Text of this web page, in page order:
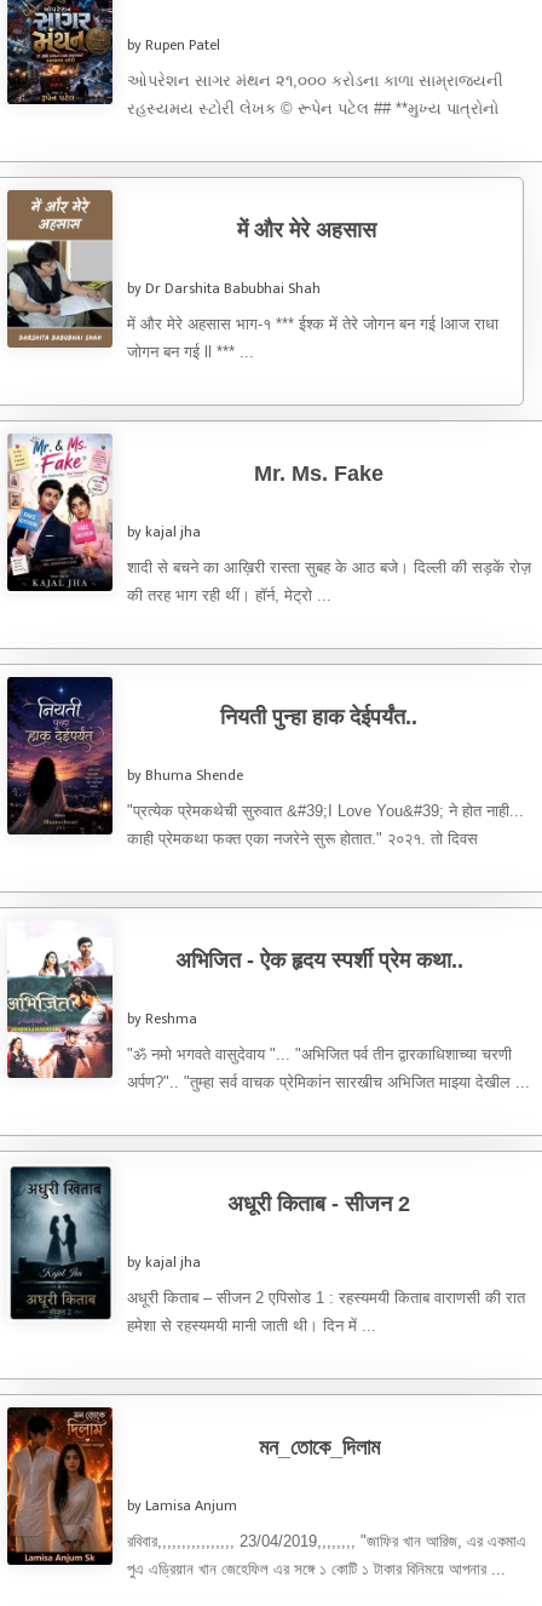
by Rupen Patel
ઓપરેશન સાગર મંથન ૨૧,૦૦૦ કરોડના કાળા સામ્રાજ્યની
રહસ્યમય સ્ટોરી લેખક © રૂપેન પટેલ ## **મુખ્ય પાત્રોનો
में और मेरे अहसास
by Dr Darshita Babubhai Shah
में और मेरे अहसास भाग-१ *** ईश्क में तेरे जोगन बन गई lआज राधा
जोगन बन गई ll *** ...
Mr. Ms. Fake
by kajal jha
शादी से बचने का आख़िरी रास्ता सुबह के आठ बजे। दिल्ली की सड़कें रोज़
की तरह भाग रही थीं। हॉर्न, मेट्रो ...
नियती पुन्हा हाक देईपर्यंत..
by Bhuma Shende
"प्रत्येक प्रेमकथेची सुरुवात &#39;I Love You&#39; ने होत नाही...
काही प्रेमकथा फक्त एका नजरेने सुरू होतात." २०२१. तो दिवस
अभिजित - ऐक हृदय स्पर्शी प्रेम कथा..
by Reshma
"ॐ नमो भगवते वासुदेवाय "... "अभिजित पर्व तीन द्वारकाधिशाच्या चरणी
अर्पण?".. "तुम्हा सर्व वाचक प्रेमिकांन सारखीच अभिजित माझ्या देखील ...
अधूरी किताब - सीजन 2
by kajal jha
अधूरी किताब – सीजन 2 एपिसोड 1 : रहस्यमयी किताब वाराणसी की रात
हमेशा से रहस्यमयी मानी जाती थी। दिन में ...
মন_তোকে_দিলাম
by Lamisa Anjum
রবিবার,,,,,,,,,,,,,,,, 23/04/2019,,,,,,,, "জাফির খান আরিজ, এর একমাএ
পুএ এড্রিয়ান খান জেহেফিল এর সঙ্গে ১ কোটি ১ টাকার বিনিময়ে আপনার ...